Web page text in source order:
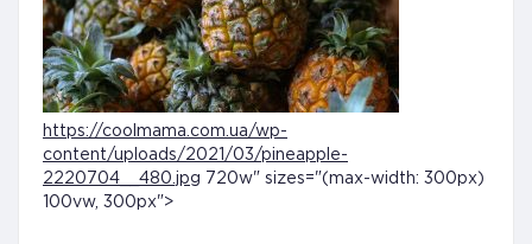
https://coolmama.com.ua/wp-
content/uploads/2021/03/pineapple-
2220704__480.jpg 720w" sizes="(max-width: 300px)
100vw, 300px">